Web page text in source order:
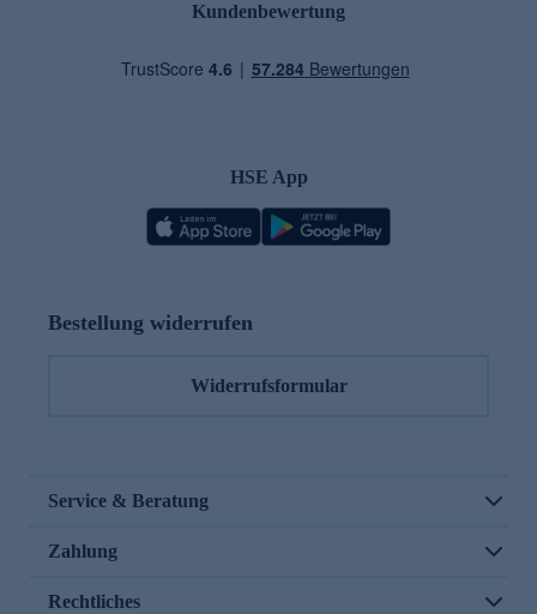
Kundenbewertung
HSE App
Bestellung widerrufen
Widerrufsformular
Service & Beratung
Zahlung
Rechtliches